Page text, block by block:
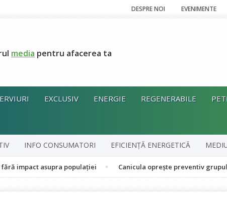
DESPRE NOI EVENIMENTE
media pentru afacerea ta
EXCLUSIV ENERGIE REGENERABILE
INFO CONSUMATORI EFICIENȚĂ ENERGETICĂ
populației Canicula oprește preventiv grupul în